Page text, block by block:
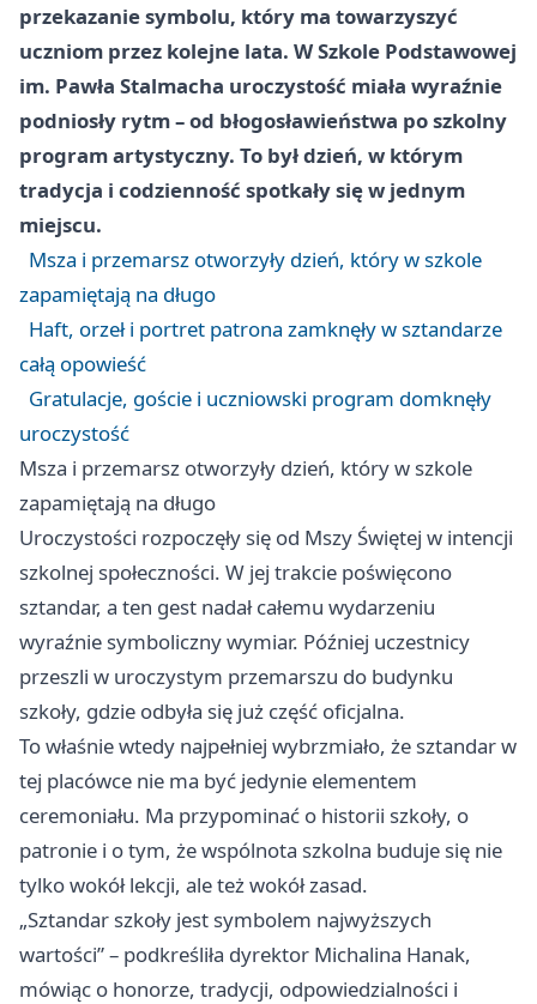
przekazanie symbolu, który ma towarzyszyć
uczniom przez kolejne lata. W Szkole Podstawowej
im. Pawła Stalmacha uroczystość miała wyraźnie
podniosły rytm – od błogosławieństwa po szkolny
program artystyczny. To był dzień, w którym
tradycja i codzienność spotkały się w jednym
miejscu.
Msza i przemarsz otworzyły dzień, który w szkole
zapamiętają na długo
Haft, orzeł i portret patrona zamknęły w sztandarze
całą opowieść
Gratulacje, goście i uczniowski program domknęły
uroczystość
Msza i przemarsz otworzyły dzień, który w szkole
zapamiętają na długo
Uroczystości rozpoczęły się od Mszy Świętej w intencji
szkolnej społeczności. W jej trakcie poświęcono
sztandar, a ten gest nadał całemu wydarzeniu
wyraźnie symboliczny wymiar. Później uczestnicy
przeszli w uroczystym przemarszu do budynku
szkoły, gdzie odbyła się już część oficjalna.
To właśnie wtedy najpełniej wybrzmiało, że sztandar w
tej placówce nie ma być jedynie elementem
ceremoniału. Ma przypominać o historii szkoły, o
patronie i o tym, że wspólnota szkolna buduje się nie
tylko wokół lekcji, ale też wokół zasad.
„Sztandar szkoły jest symbolem najwyższych
wartości” – podkreśliła dyrektor Michalina Hanak,
mówiąc o honorze, tradycji, odpowiedzialności i